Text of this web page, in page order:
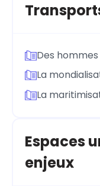
Des
La
La
Espaces
enjeux